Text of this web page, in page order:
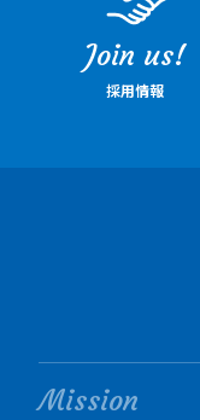
Join us!
採用情報
Mission